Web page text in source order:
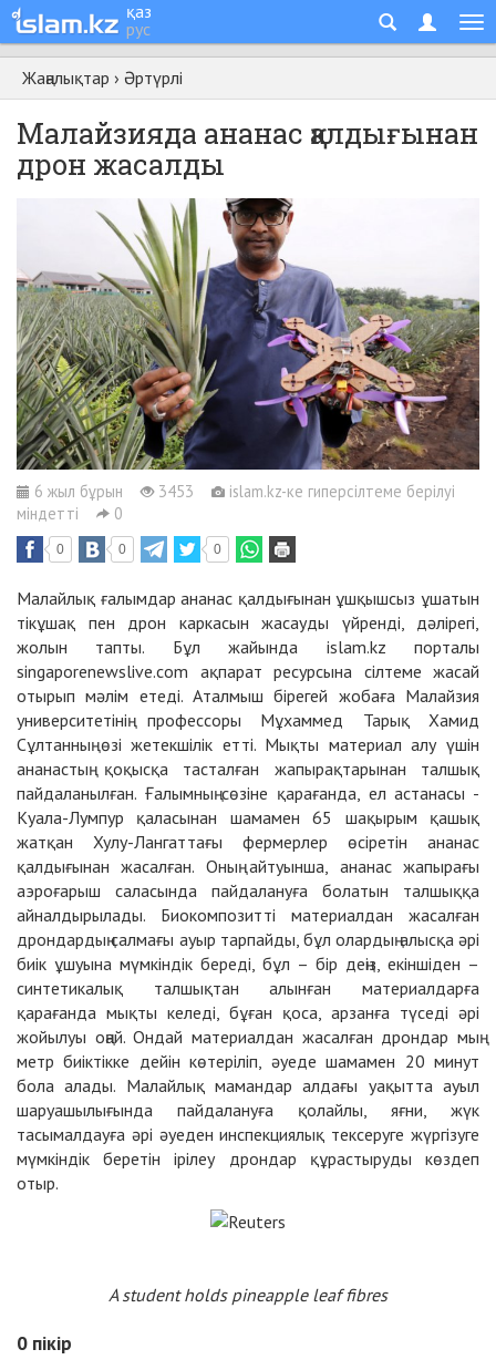
қаз
рус
Жаңалықтар › Әртүрлі
Малайзияда ананас қалдығынан
дрон жасалды
6 жыл бұрын 3453
islam.kz-ке гиперсілтеме берілуі
міндетті
0
0 0 0
Малайлық ғалымдар ананас қалдығынан ұшқышсыз ұшатын
тікұшақ пен дрон каркасын жасауды үйренді, дәлірегі,
жолын тапты. Бұл жайында islam.kz порталы
singaporenewslive.com ақпарат ресурсына сілтеме жасай
отырып мәлім етеді. Аталмыш бірегей жобаға Малайзия
университетінің профессоры Мұхаммед Тарық Хамид
Сұлтанның өзі жетекшілік етті. Мықты материал алу үшін
ананастың қоқысқа тасталған жапырақтарынан талшық
пайдаланылған. Ғалымның сөзіне қарағанда, ел астанасы -
Куала-Лумпур қаласынан шамамен 65 шақырым қашық
жатқан Хулу-Лангаттағы фермерлер өсіретін ананас
қалдығынан жасалған. Оның айтуынша, ананас жапырағы
аэроғарыш саласында пайдалануға болатын талшыққа
айналдырылады. Биокомпозитті материалдан жасалған
дрондардың салмағы ауыр тарпайды, бұл олардың алысқа әрі
биік ұшуына мүмкіндік береді, бұл – бір деңіз, екіншіден –
синтетикалық талшықтан алынған материалдарға
қарағанда мықты келеді, бұған қоса, арзанға түседі әрі
жойылуы оңай. Ондай материалдан жасалған дрондар мың
метр биіктікке дейін көтеріліп, әуеде шамамен 20 минут
бола алады. Малайлық мамандар алдағы уақытта ауыл
шаруашылығында пайдалануға қолайлы, яғни, жүк
тасымалдауға әрі әуеден инспекциялық тексеруге жүргізуге
мүмкіндік беретін ірілеу дрондар құрастыруды көздеп
отыр.
A student holds pineapple leaf fibres
0 пікір